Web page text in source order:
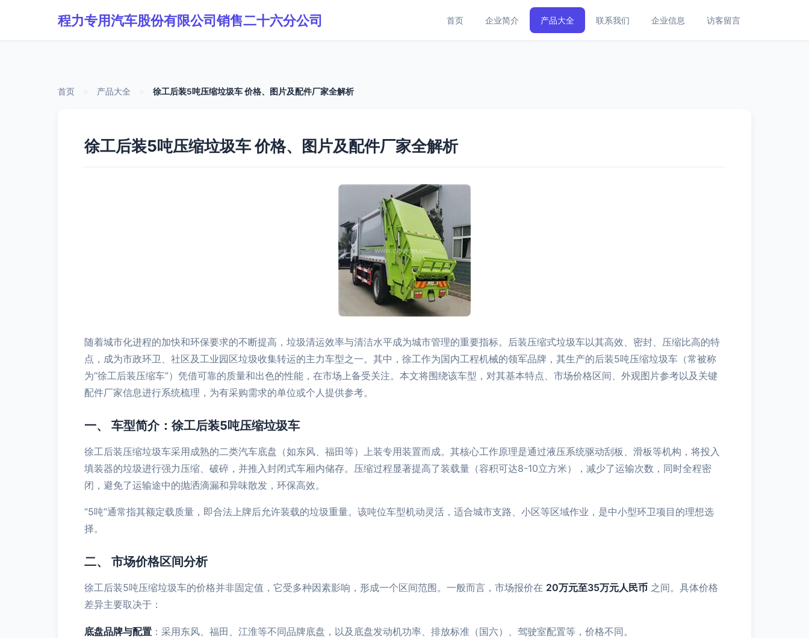
程力专用汽车股份有限公司销售二十六分公司 首页 企业简介 产品大全 联系我们 企业信息 访客留言
首页 产品大全 徐工后装5吨压缩垃圾车 价格、图片及配件厂家全解析
徐工后装5吨压缩垃圾车 价格、图片及配件厂家全解析
随着城市化进程的加快和环保要求的不断提高，垃圾清运效率与清洁水平成为城市管理的重要指标。后装压缩式垃圾车以其高效、密封、压缩比高的特
点，成为市政环卫、社区及工业园区垃圾收集转运的主力车型之一。其中，徐工作为国内工程机械的领军品牌，其生产的后装5吨压缩垃圾车（常被称
为“徐工后装压缩车”）凭借可靠的质量和出色的性能，在市场上备受关注。本文将围绕该车型，对其基本特点、市场价格区间、外观图片参考以及关键
配件厂家信息进行系统梳理，为有采购需求的单位或个人提供参考。
一、 车型简介：徐工后装5吨压缩垃圾车
徐工后装压缩垃圾车采用成熟的二类汽车底盘（如东风、福田等）上装专用装置而成。其核心工作原理是通过液压系统驱动刮板、滑板等机构，将投入
填装器的垃圾进行强力压缩、破碎，并推入封闭式车厢内储存。压缩过程显著提高了装载量（容积可达8-10立方米），减少了运输次数，同时全程密
闭，避免了运输途中的抛洒滴漏和异味散发，环保高效。
“5吨”通常指其额定载质量，即合法上牌后允许装载的垃圾重量。该吨位车型机动灵活，适合城市支路、小区等区域作业，是中小型环卫项目的理想选
择。
二、 市场价格区间分析
徐工后装5吨压缩垃圾车的价格并非固定值，它受多种因素影响，形成一个区间范围。一般而言，市场报价在 20万元至35万元人民币 之间。具体价格
差异主要取决于：
底盘品牌与配置 ：采用东风、福田、江淮等不同品牌底盘，以及底盘发动机功率、排放标准（国六）、驾驶室配置等，价格不同。